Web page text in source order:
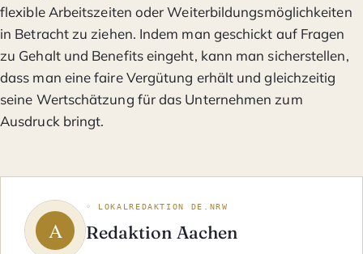
flexible Arbeitszeiten oder Weiterbildungsmöglichkeiten
in Betracht zu ziehen. Indem man geschickt auf Fragen
zu Gehalt und Benefits eingeht, kann man sicherstellen,
dass man eine faire Vergütung erhält und gleichzeitig
seine Wertschätzung für das Unternehmen zum
Ausdruck bringt.
◦ LOKALREDAKTION DE.NRW
Redaktion Aachen